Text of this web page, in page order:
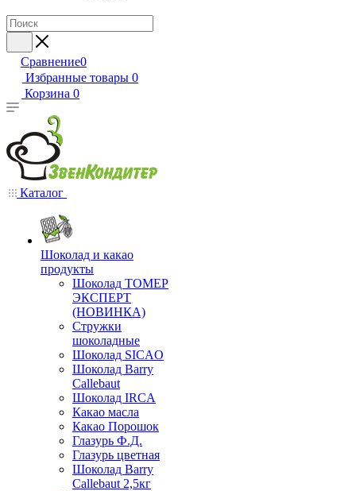
Сравнение0
Избранные товары 0
Корзина 0
Каталог
Шоколад и какао
продукты
Шоколад ТОМЕР
ЭКСПЕРТ
(НОВИНКА)
Стружки
шоколадные
Шоколад SICAO
Шоколад Barry
Callebaut
Шоколад IRCA
Какао масла
Какао Порошок
Глазурь Ф.Д.
Глазурь цветная
Шоколад Barry
Callebaut 2,5кг